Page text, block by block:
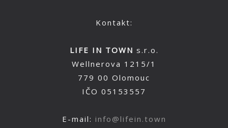
Kontakt:
LIFE IN TOWN s.r.o.
Wellnerova 1215/1
779 00 Olomouc
IČO 05153557
E-mail: info@lifein.town